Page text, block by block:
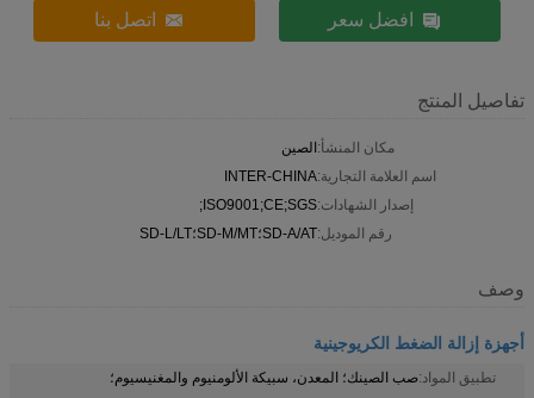
افضل سعر اتصل بنا
تفاصيل المنتج
مكان المنشأ:الصين
اسم العلامة التجارية:INTER-CHINA
إصدار الشهادات:ISO9001;CE;SGS;
رقم الموديل:SD-A/AT؛SD-M/MT؛SD-L/LT
وصف
أجهزة إزالة الضغط الكريوجينية
تطبيق المواد:صب الصينك؛ المعدن، سبيكة الألومنيوم والمغنيسيوم؛